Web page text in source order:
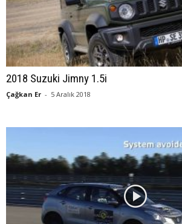
2018 Suzuki Jimny 1.5i
Çağkan Er - 5 Aralık 2018